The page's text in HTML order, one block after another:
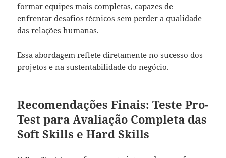
formar equipes mais completas, capazes de
enfrentar desafios técnicos sem perder a qualidade
das relações humanas.
Essa abordagem reflete diretamente no sucesso dos
projetos e na sustentabilidade do negócio.
Recomendações Finais: Teste Pro-
Test para Avaliação Completa das
Soft Skills e Hard Skills